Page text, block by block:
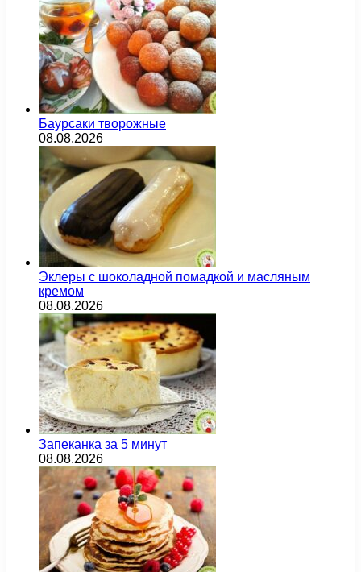
Баурсаки творожные
08.08.2026
Эклеры с шоколадной помадкой и масляным
кремом
08.08.2026
Запеканка за 5 минут
08.08.2026